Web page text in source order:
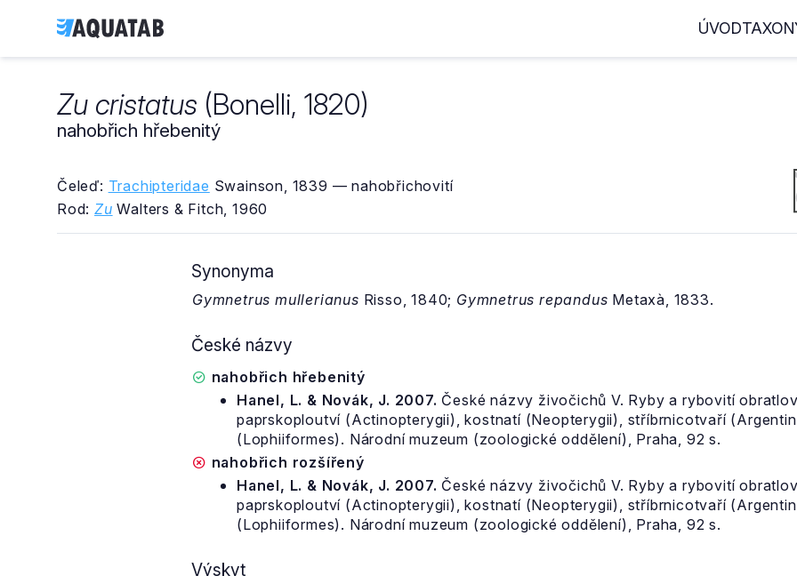
ÚVOD
Zu cristatus (Bonelli, 1820)
nahobřich hřebenitý
Čeleď: Trachipteridae Swainson, 1839 — nahobřichovití
Rod: Zu Walters & Fitch, 1960
Synonyma
Gymnetrus mullerianus Risso, 1840; Gymnetrus repandus Metaxà, 1833.
České názvy
nahobřich hřebenitý
Hanel, L. & Novák, J. 2007. České názvy živočichů V. Ryby a rybovití
paprskoploutví (Actinopterygii), kostnatí (Neopterygii), stříbrnicotvaří
(Lophiiformes). Národní muzeum (zoologické oddělení), Praha, 92 s.
nahobřich rozšířený
Hanel, L. & Novák, J. 2007. České názvy živočichů V. Ryby a rybovití
paprskoploutví (Actinopterygii), kostnatí (Neopterygii), stříbrnicotvaří
(Lophiiformes). Národní muzeum (zoologické oddělení), Praha, 92 s.
Výskyt